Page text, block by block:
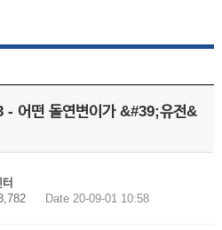
- 어떤 돌연변이가 &#39;유전&
Date 20-09-01 10:58